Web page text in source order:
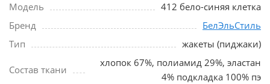
Модель
412 бело-синяя клетка
Бренд
БелЭльСтиль
Тип
жакеты (пиджаки)
Состав ткани
хлопок 67%, полиамид 29%, эластан
4% подкладка 100% пэ